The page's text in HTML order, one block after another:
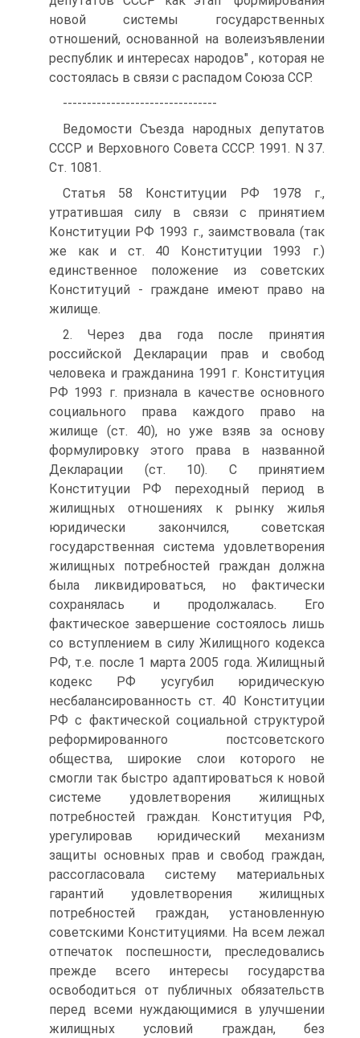
новой системы государственных
отношений, основанной на волеизъявлении
республик и интересах народов" , которая не
состоялась в связи с распадом Союза ССР.
--------------------------------
Ведомости Съезда народных депутатов
СССР и Верховного Совета СССР. 1991. N 37.
Ст. 1081.
Статья 58 Конституции РФ 1978 г.,
утратившая силу в связи с принятием
Конституции РФ 1993 г., заимствовала (так
же как и ст. 40 Конституции 1993 г.)
единственное положение из советских
Конституций - граждане имеют право на
жилище.
2. Через два года после принятия
российской Декларации прав и свобод
человека и гражданина 1991 г. Конституция
РФ 1993 г. признала в качестве основного
социального права каждого право на
жилище (ст. 40), но уже взяв за основу
формулировку этого права в названной
Декларации (ст. 10). С принятием
Конституции РФ переходный период в
жилищных отношениях к рынку жилья
юридически закончился, советская
государственная система удовлетворения
жилищных потребностей граждан должна
была ликвидироваться, но фактически
сохранялась и продолжалась. Его
фактическое завершение состоялось лишь
со вступлением в силу Жилищного кодекса
РФ, т.е. после 1 марта 2005 года. Жилищный
кодекс РФ усугубил юридическую
несбалансированность ст. 40 Конституции
РФ с фактической социальной структурой
реформированного постсоветского
общества, широкие слои которого не
смогли так быстро адаптироваться к новой
системе удовлетворения жилищных
потребностей граждан. Конституция РФ,
урегулировав юридический механизм
защиты основных прав и свобод граждан,
рассогласовала систему материальных
гарантий удовлетворения жилищных
потребностей граждан, установленную
советскими Конституциями. На всем лежал
отпечаток поспешности, преследовались
прежде всего интересы государства
освободиться от публичных обязательств
перед всеми нуждающимися в улучшении
жилищных условий граждан, без